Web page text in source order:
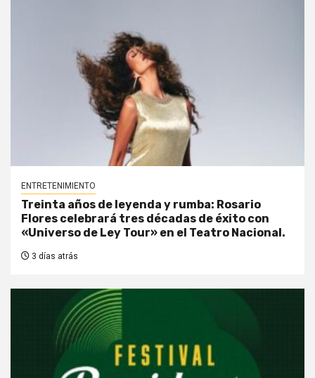
ENTRETENIMIENTO
Treinta años de leyenda y rumba: Rosario
Flores celebrará tres décadas de éxito con
«Universo de Ley Tour» en el Teatro Nacional.
3 días atrás